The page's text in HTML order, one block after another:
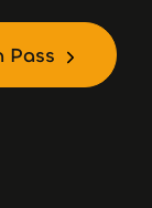
Pass
Pass